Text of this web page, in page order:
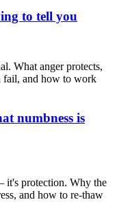
to tell you
What anger protects,
fail, and how to work
numbness is
it's protection. Why the
and how to re-thaw